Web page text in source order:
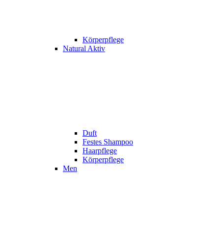
Körperpflege
Natural Aktiv
Duft
Festes Shampoo
Haarpflege
Körperpflege
Men